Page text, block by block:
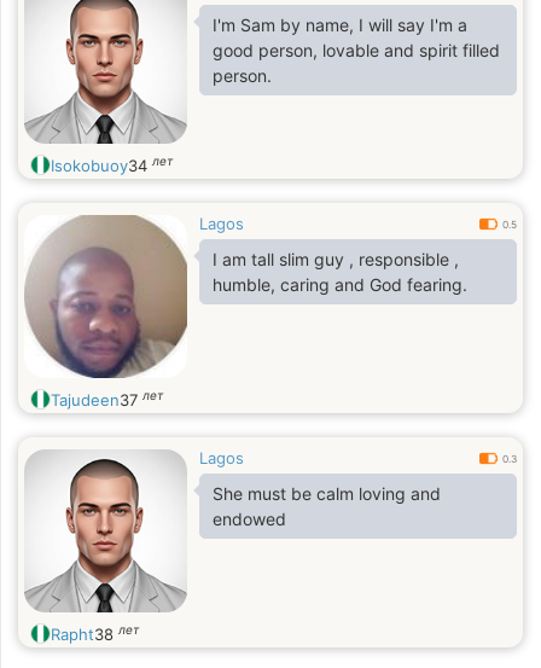
I'm Sam by name, I will say I'm a
good person, lovable and spirit filled
person.
Isokobuoy34 лет
Lagos 0.5
I am tall slim guy , responsible ,
humble, caring and God fearing.
Tajudeen37 лет
Lagos 0.3
She must be calm loving and
endowed
Rapht38 лет